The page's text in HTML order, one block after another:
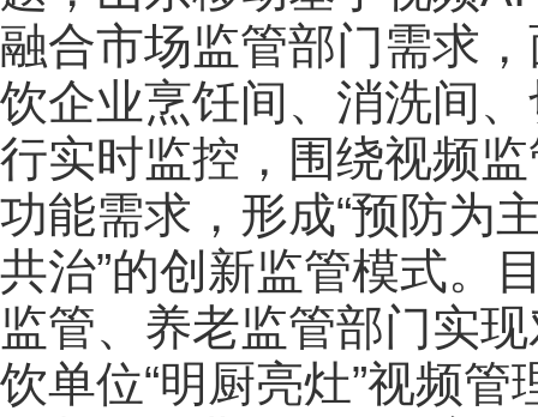
融合市场监管部门需求
饮企业烹饪间、消洗间
行实时监控，围绕视频
功能需求，形成“预防为
共治”的创新监管模式。
监管、养老监管部门实
饮单位“明厨亮灶”视频